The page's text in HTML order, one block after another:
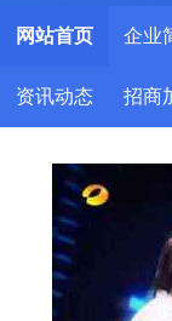
网站首页 企业
资讯动态 招商